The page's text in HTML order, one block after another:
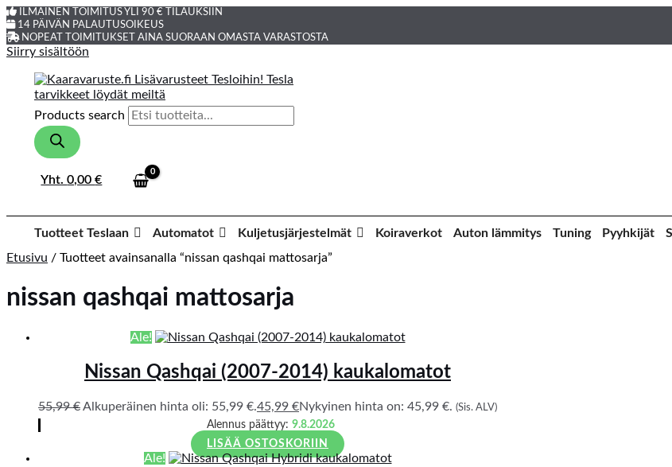
ILMAINEN TOIMITUS YLI 90 € TILAUKSIIN
14 PÄIVÄN PALAUTUSOIKEUS
NOPEAT TOIMITUKSET AINA SUORAAN OMASTA VARASTOSTA
Siirry sisältöön
Products search
Yht.0,00€
Tuotteet Teslaan Automatot Kuljetusjärjestelmät Koiraverkot Auton lämmitys Tuning Pyyhkijät
Etusivu / Tuotteet avainsanalla “nissan qashqai mattosarja”
nissan qashqai mattosarja
Ale!
Nissan Qashqai (2007-2014) kaukalomatot
55,99€Alkuperäinen hinta oli: 55,99 €.45,99 €Nykyinen hinta on: 45,99 €. (Sis. ALV)
Alennus päättyy: 9.8.2026
LISÄÄ OSTOSKORIIN
Ale!